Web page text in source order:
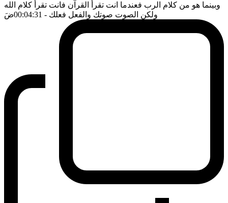
وبينما هو من كلام الرب فعندما انت تقرأ القرآن فانت تقرأ كلام الله
ولكن الصوت صوتك والفعل فعلك - 00:04:31 ضَ